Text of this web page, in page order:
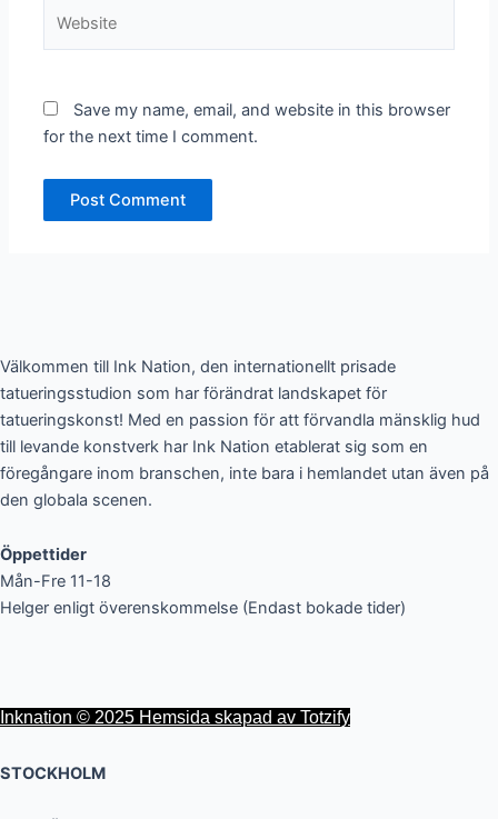
Save my name, email, and website in this browser
for the next time I comment.
Välkommen till Ink Nation, den internationellt prisade
tatueringsstudion som har förändrat landskapet för
tatueringskonst! Med en passion för att förvandla mänsklig hud
till levande konstverk har Ink Nation etablerat sig som en
föregångare inom branschen, inte bara i hemlandet utan även på
den globala scenen.
Öppettider
Mån-Fre 11-18
Helger enligt överenskommelse (Endast bokade tider)
Inknation © 2025 Hemsida skapad av Totzify
STOCKHOLM